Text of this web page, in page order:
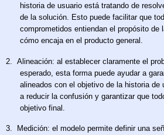
historia de usuario está tratando de
de la solución. Esto puede facilitar que
comprometidos entiendan el propósito de
cómo encaja en el producto general.
2.
Alineación: al establecer claramente el
esperado, esta forma puede ayudar a
alineados con el objetivo de la historia de
a reducir la confusión y garantizar que
objetivo final.
3.
Medición: el modelo permite definir una